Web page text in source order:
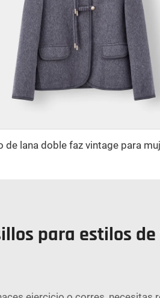
para estilos